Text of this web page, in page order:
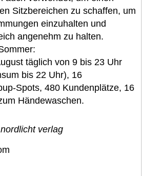
Sitzbereichen zu schaffen, um
einzuhalten und
angenehm zu halten.
täglich von 9 bis 23 Uhr
bis 22 Uhr), 16
Spots, 480 Kundenplätze, 16
Händewaschen.
verlag